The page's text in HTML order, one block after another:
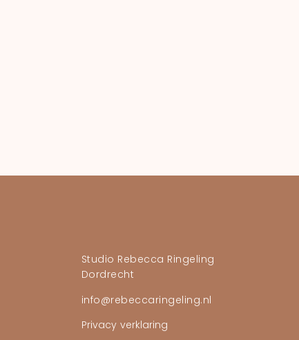
Studio Rebecca Ringeling
Dordrecht
info@rebeccaringeling.nl
Privacy verklaring